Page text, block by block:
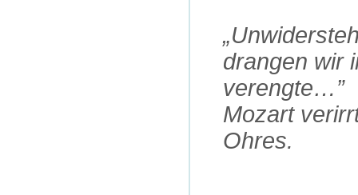
drangen wir
verengte…”
Mozart
Ohres.